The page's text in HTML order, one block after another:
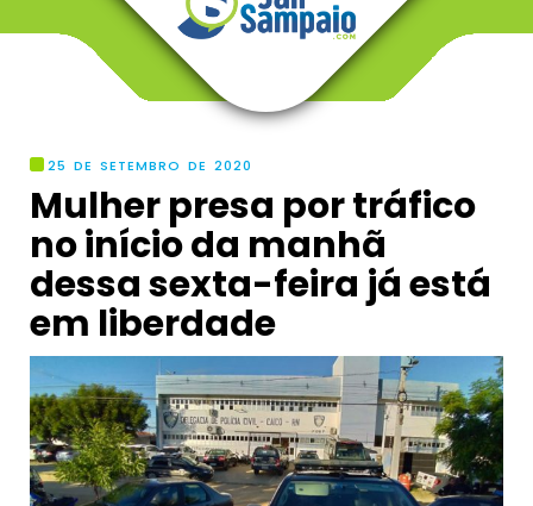
25 DE SETEMBRO DE 2020
Mulher presa por tráfico
no início da manhã
dessa sexta-feira já está
em liberdade